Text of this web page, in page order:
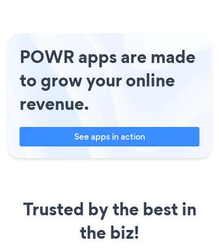
POWR apps are made
to grow your online
revenue.
See apps in action
Trusted by the best in
the biz!